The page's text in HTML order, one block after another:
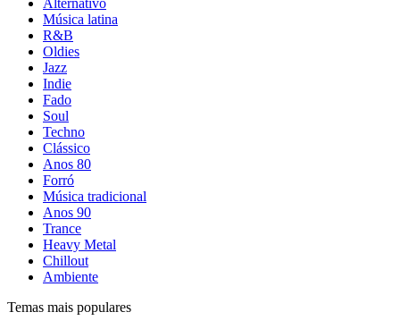
Alternativo
Música latina
R&B
Oldies
Jazz
Indie
Fado
Soul
Techno
Clássico
Anos 80
Forró
Música tradicional
Anos 90
Trance
Heavy Metal
Chillout
Ambiente
Temas mais populares